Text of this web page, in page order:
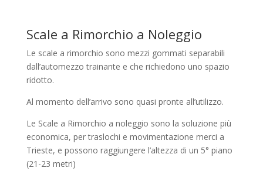
Scale a Rimorchio a Noleggio
Le scale a rimorchio sono mezzi gommati separabili
dall’automezzo trainante e che richiedono uno spazio
ridotto.
Al momento dell’arrivo sono quasi pronte all’utilizzo.
Le Scale a Rimorchio a noleggio sono la soluzione più
economica, per traslochi e movimentazione merci a
Trieste, e possono raggiungere l’altezza di un 5° piano
(21-23 metri)